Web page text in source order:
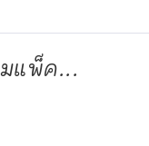
แพ็ค...